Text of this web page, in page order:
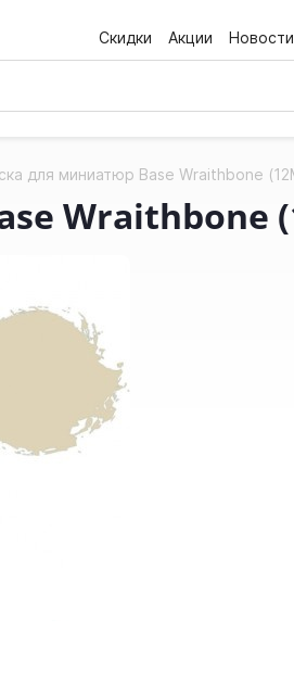
Скидки Акции Новости
для миниатюр Base Wraithbone
Wraithbone